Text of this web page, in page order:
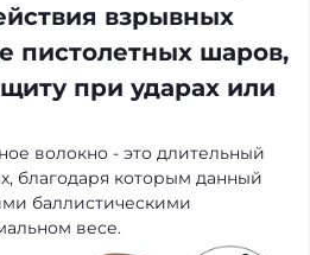
взрывных
пистолетных шаров,
при ударах или
волокно - это длительный
благодаря которым данный
баллистическими
весе.